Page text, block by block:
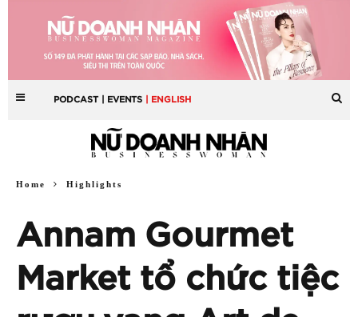
PODCAST | EVENTS | ENGLISH
Home Highlights
Annam Gourmet
Market tổ chức tiệc